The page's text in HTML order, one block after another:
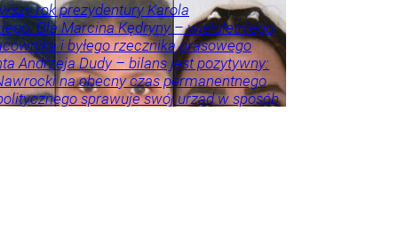
rok prezydentury Karola
Dla Marcina Kędryny – wieloletniego
i byłego rzecznika prasowego
Andrzeja Dudy – bilans jest pozytywny:
na obecny czas permanentnego
sprawuje swój urząd w sposób